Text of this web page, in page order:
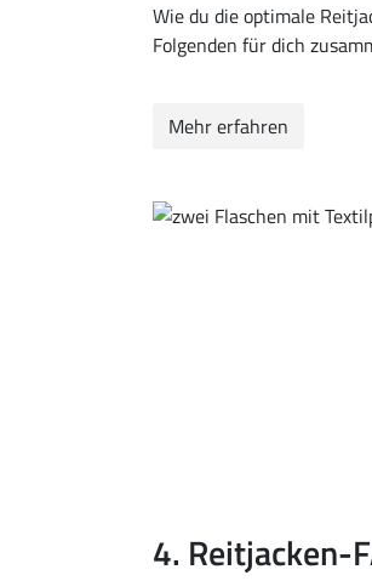
Wie du die optimale
Folgenden für dich
Mehr erfahren
4. Reitjacken-